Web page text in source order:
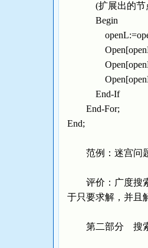
(扩展出的节
Begin
End-If
End-For;
End;
范例：迷宫问
评价：广度搜索
于只要求解，并且
第二部分 搜